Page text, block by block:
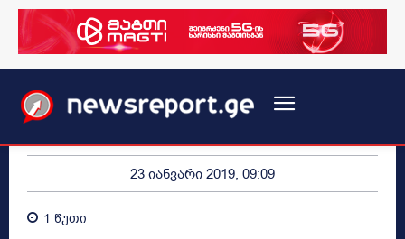
23 იანვარი 2019, 09:09
1 წუთი